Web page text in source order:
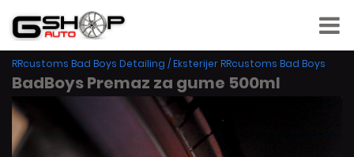
RRcustoms Bad Boys Detailing /Eksterijer RRcustoms Bad Boys
BadBoys Premaz za gume 500ml